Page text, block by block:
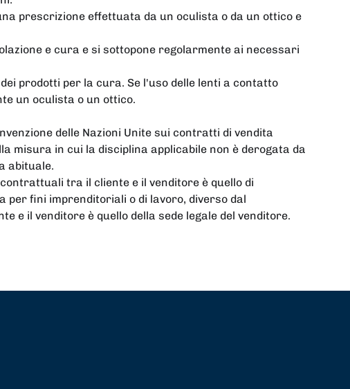
prescrizione effettuata da un oculista o da un ottico e
e cura e si sottopone regolarmente ai necessari
prodotti per la cura. Se l'uso delle lenti a contatto
un oculista o un ottico.
delle Nazioni Unite sui contratti di vendita
misura in cui la disciplina applicabile non è derogata da
abituale.
tra il cliente e il venditore è quello di
per fini imprenditoriali o di lavoro, diverso dal
il venditore è quello della sede legale del venditore.